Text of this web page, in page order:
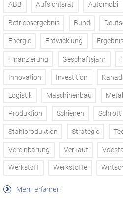
ABB Aufsichtsrat Automobil
Betriebsergebnis Bund
Energie Entwicklung Ergebnis
Finanzierung Geschäftsjahr
Innovation Investition
Logistik Maschinenbau
Produktion Schienen Schrott
Stahlproduktion Strategie
Vereinbarung Verkauf
Werkstoff Werkstoffe
Mehr erfahren